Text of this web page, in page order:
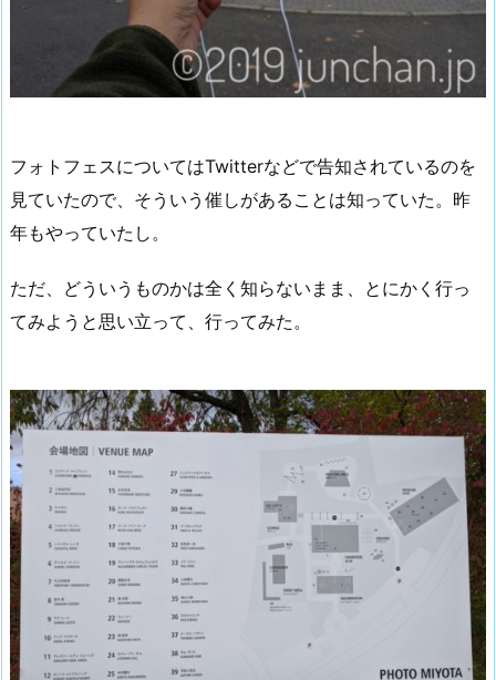
フォトフェスについてはTwitterなどで告知されているのを
見ていたので、そういう催しがあることは知っていた。昨
年もやっていたし。
ただ、どういうものかは全く知らないまま、とにかく行っ
てみようと思い立って、行ってみた。